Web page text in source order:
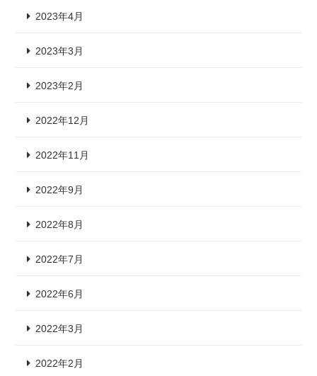
2023年4月
2023年3月
2023年2月
2022年12月
2022年11月
2022年9月
2022年8月
2022年7月
2022年6月
2022年3月
2022年2月